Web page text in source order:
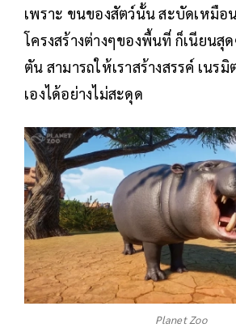
เพราะ ขนของสัตว์นั้น สะบัดเหมือ
โครงสร้างต่างๆของพื้นที่ ก็เนียนสุ
ตัน สามารถให้เราสร้างสรรค์ เนร
เองได้อย่างไม่สะดุด
Planet Zoo